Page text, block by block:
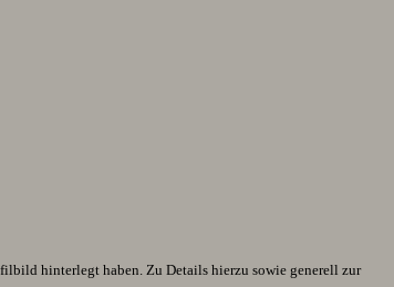
hinterlegt haben. Zu Details hierzu sowie generell zur